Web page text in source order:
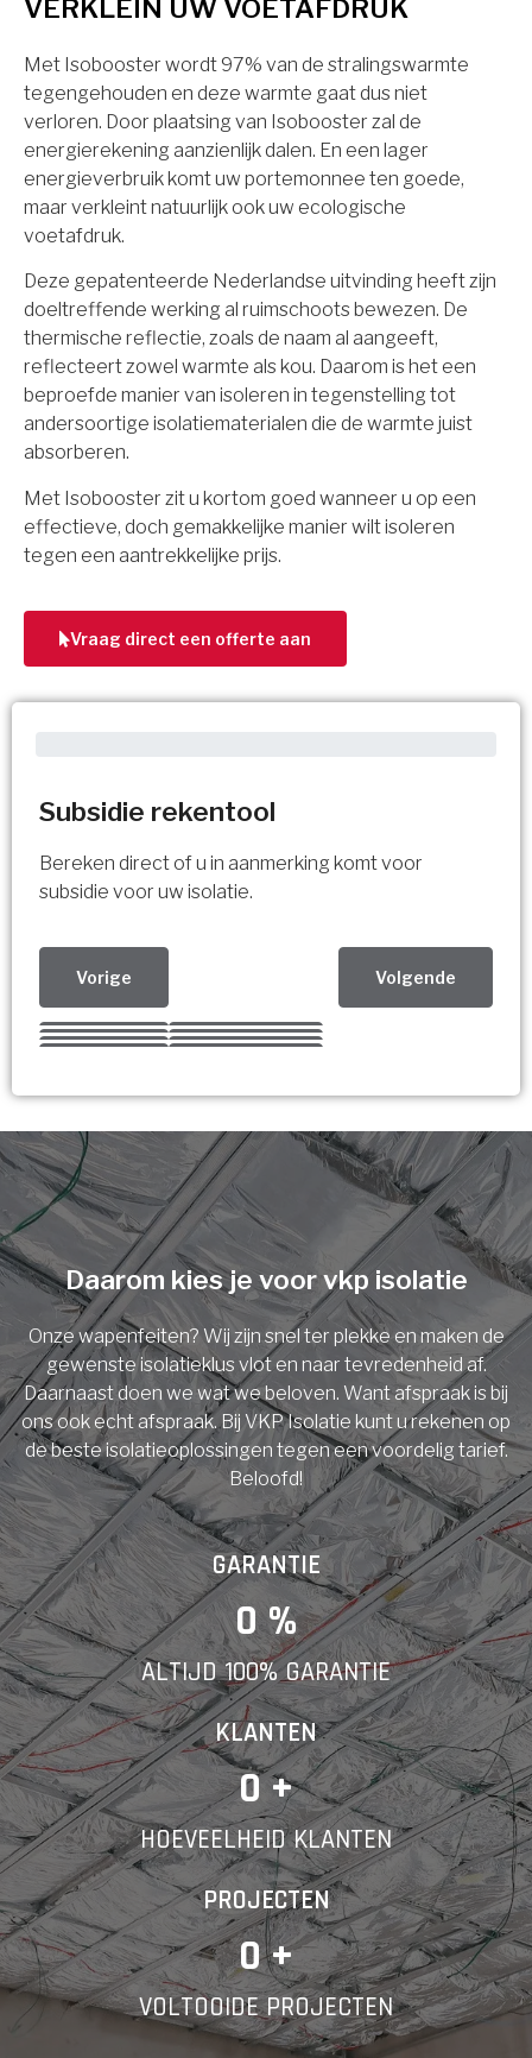
Subsidie rekentool
Bereken direct of u in aanmerking komt voor
subsidie voor uw isolatie.
Vorige Volgende
Kies uw Isolatiemaatregel
Meerdere keuzes mogelijk
Isolatiemaatregel
Spouwisolatie
Vloerisolatie
Dakisolatie
Gevelisolatie
Vorige Volgende
Vorige Volgende
U komt in aanmerking voor
subsidie!
Vul uw gegevens in en ontvang nu direct uw
berekening per mail.
Voornaam
Achternaam
E-mail
Telefoonnummer
Vorige
VERKLEIN UW VOETAFDRUK
Met Isobooster wordt 97% van de stralingswarmte
tegengehouden en deze warmte gaat dus niet
verloren. Door plaatsing van Isobooster zal de
energierekening aanzienlijk dalen. En een lager
energieverbruik komt uw portemonnee ten goede,
maar verkleint natuurlijk ook uw ecologische
voetafdruk.
Deze gepatenteerde Nederlandse uitvinding heeft zijn
doeltreffende werking al ruimschoots bewezen. De
thermische reflectie, zoals de naam al aangeeft,
reflecteert zowel warmte als kou. Daarom is het een
beproefde manier van isoleren in tegenstelling tot
andersoortige isolatiematerialen die de warmte juist
absorberen.
Met Isobooster zit u kortom goed wanneer u op een
effectieve, doch gemakkelijke manier wilt isoleren
tegen een aantrekkelijke prijs.
Vraag direct een offerte aan
Daarom kies je voor vkp isolatie
Onze wapenfeiten? Wij zijn snel ter plekke en maken de
gewenste isolatieklus vlot en naar tevredenheid af.
Daarnaast doen we wat we beloven. Want afspraak is bij
ons ook echt afspraak. Bij VKP Isolatie kunt u rekenen op
de beste isolatieoplossingen tegen een voordelig tarief.
Beloofd!
GARANTIE
0 %
ALTIJD 100% GARANTIE
KLANTEN
0 +
HOEVEELHEID KLANTEN
PROJECTEN
0 +
VOLTOOIDE PROJECTEN